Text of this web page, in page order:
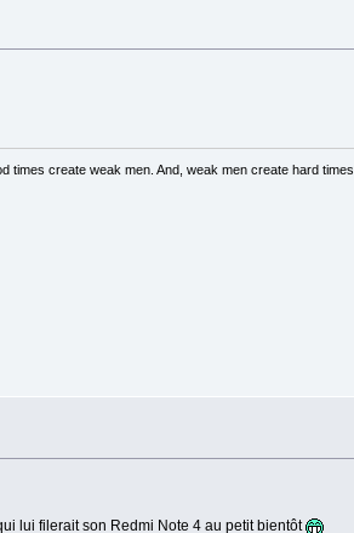
create weak men. And, weak men create hard times.
lui filerait son Redmi Note 4 au petit bientôt